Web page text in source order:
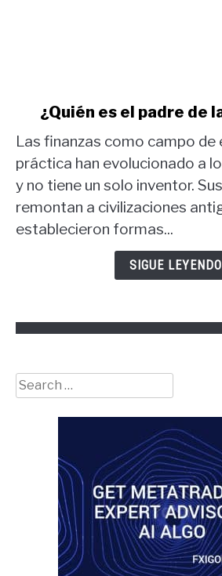
¿Quién
es
el
las
¿Quién es el padre de
Las finanzas como campo de
práctica han evolucionado a
y no tiene un solo inventor.
remontan a civilizaciones
establecieron formas...
SIGUE LEYENDO
Search
for: